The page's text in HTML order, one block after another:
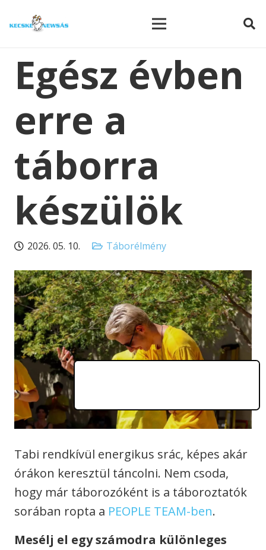
Egész évben
erre a
táborra
készülök
2026. 05. 10. Táborélmény
Tabi rendkívül energikus srác, képes akár
órákon keresztül táncolni. Nem csoda,
hogy már táborozóként is a táboroztatók
sorában ropta a PEOPLE TEAM-ben.
Mesélj el egy számodra különleges